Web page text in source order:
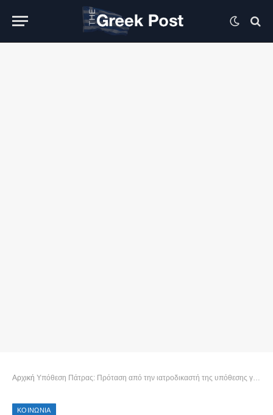
Αρχική Υπόθεση Πάτρας: Πρόταση από την ιατροδικαστή της υπόθεσης για εκταφή της Μαλένας
ΚΟΙΝΩΝΙΑ